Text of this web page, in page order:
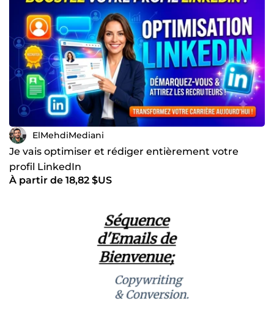
ElMehdiMediani
Je vais optimiser et rédiger entièrement votre
profil LinkedIn
À partir de 18,82 $US